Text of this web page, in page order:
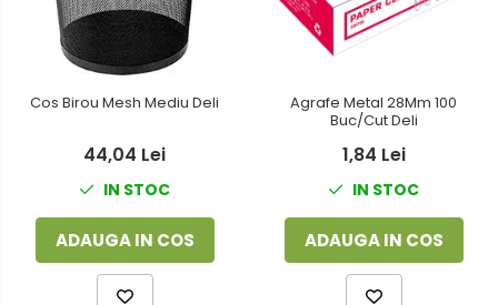
Foarfeci
Lipiciuri
Perforatoare
Tavite pentru Documente
Tusuri si tusiere
Detergenti vase
Dispensere si consumabile
Europubele
Hartie igienica
Odorizante
Produse din hartie
Cos Birou Mesh Mediu Deli
44,04 Lei
IN STOC
ADAUGA IN COS
Agrafe Metal 28Mm 100
Buc/Cut Deli
1,84 Lei
IN STOC
ADAUGA IN COS